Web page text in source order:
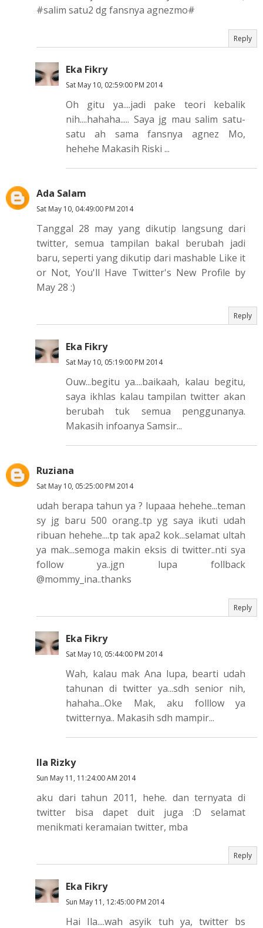
#salim satu2 dg fansnya agnezmo#
Reply
Eka Fikry
Sat May 10, 02:59:00 PM 2014
Oh gitu ya....jadi pake teori kebalik
nih....hahaha..... Saya jg mau salim satu-
satu ah sama fansnya agnez Mo,
hehehe Makasih Riski ...
Ada Salam
Sat May 10, 04:49:00 PM 2014
Tanggal 28 may yang dikutip langsung dari
twitter, semua tampilan bakal berubah jadi
baru, seperti yang dikutip dari mashable Like it
or Not, You'll Have Twitter's New Profile by
May 28 :)
Reply
Eka Fikry
Sat May 10, 05:19:00 PM 2014
Ouw...begitu ya....baikaah, kalau begitu,
saya ikhlas kalau tampilan twitter akan
berubah tuk semua penggunanya.
Makasih infoanya Samsir...
Ruziana
Sat May 10, 05:25:00 PM 2014
udah berapa tahun ya ? lupaaa hehehe...teman
sy jg baru 500 orang..tp yg saya ikuti udah
ribuan hehehe....tp tak apa2 kok...selamat ultah
ya mak...semoga makin eksis di twitter..nti sya
follow ya..jgn lupa follback
@mommy_ina..thanks
Reply
Eka Fikry
Sat May 10, 05:44:00 PM 2014
Wah, kalau mak Ana lupa, bearti udah
tahunan di twitter ya...sdh senior nih,
hahaha...Oke Mak, aku folllow ya
twitternya.. Makasih sdh mampir...
Ila Rizky
Sun May 11, 11:24:00 AM 2014
aku dari tahun 2011, hehe. dan ternyata di
twitter bisa dapet duit juga :D selamat
menikmati keramaian twitter, mba
Reply
Eka Fikry
Sun May 11, 12:45:00 PM 2014
Hai Ila....wah asyik tuh ya, twitter bs